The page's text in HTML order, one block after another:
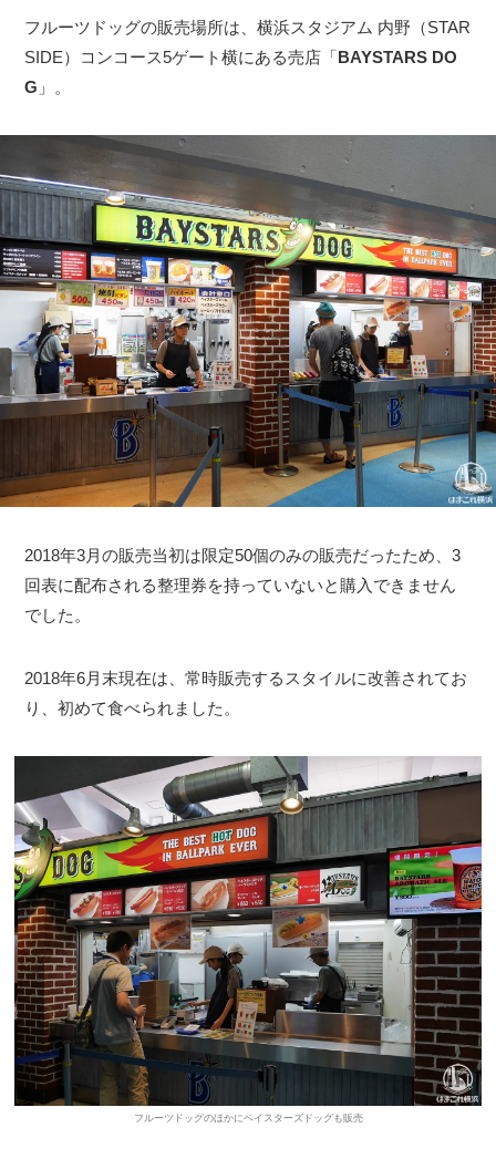
フルーツドッグの販売場所は、横浜スタジアム 内野（STAR
SIDE）コンコース5ゲート横にある売店「BAYSTARS DO
G 」。
2018年3月の販売当初は限定50個のみの販売だったため、3
回表に配布される整理券を持っていないと購入できません
でした。
2018年6月末現在は、常時販売するスタイルに改善されてお
り、初めて食べられました。
フルーツドッグのほかにベイスターズドッグも販売